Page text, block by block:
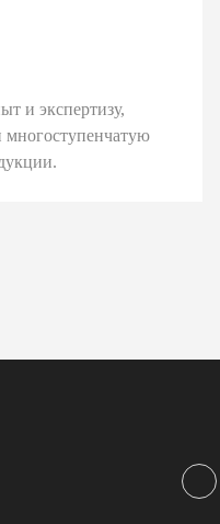
и экспертизу,
многоступенчатую